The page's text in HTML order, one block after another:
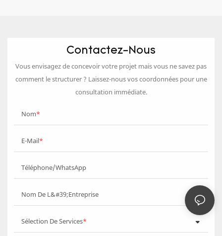
Contactez-Nous
Vous envisagez de concevoir votre projet mais vous ne savez pas
comment le structurer ? Laissez-nous vos coordonnées pour une
consultation immédiate.
Nom
E-Mail
Téléphone/WhatsApp
Nom De L&#39;entreprise
Sélection De Services